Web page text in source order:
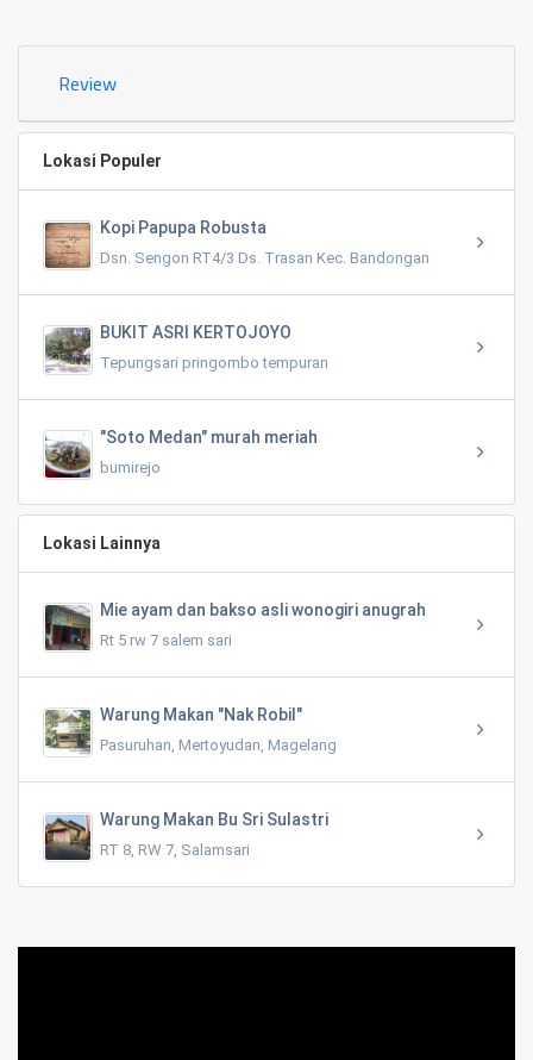
Review
Lokasi Populer
Kopi Papupa Robusta
Dsn. Sengon RT4/3 Ds. Trasan Kec. Bandongan
BUKIT ASRI KERTOJOYO
Tepungsari pringombo tempuran
"Soto Medan" murah meriah
bumirejo
Lokasi Lainnya
Mie ayam dan bakso asli wonogiri anugrah
Rt 5 rw 7 salem sari
Warung Makan "Nak Robil"
Pasuruhan, Mertoyudan, Magelang
Warung Makan Bu Sri Sulastri
RT 8, RW 7, Salamsari